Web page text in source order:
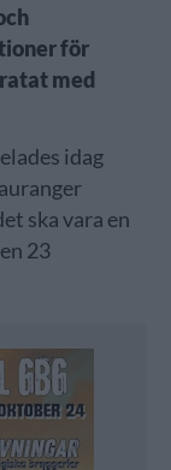
för
med
idag
ska vara en
23